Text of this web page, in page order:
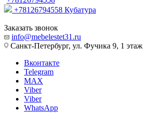
+78126794558 Кубатура
Заказать звонок
info@mebelestet31.ru
Санкт-Петербург, ул. Фучика 9, 1 этаж
Вконтакте
Telegram
MAX
Viber
Viber
WhatsApp